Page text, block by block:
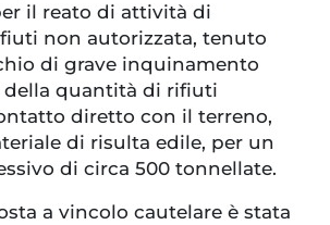
il reato di attività di
non autorizzata, tenuto
di grave inquinamento
della quantità di rifiuti
diretto con il terreno,
di risulta edile, per un
di circa 500 tonnellate.
a vincolo cautelare è stata